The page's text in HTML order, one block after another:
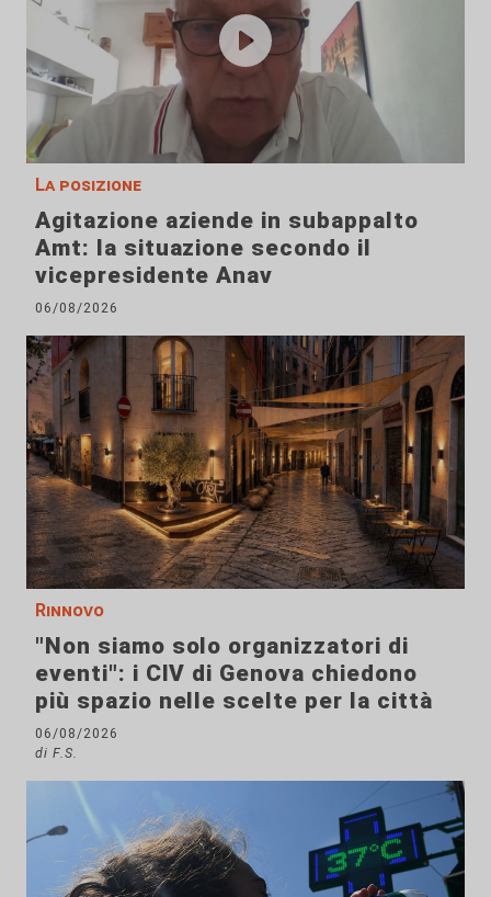
La posizione
Agitazione aziende in subappalto
Amt: la situazione secondo il
vicepresidente Anav
06/08/2026
Rinnovo
"Non siamo solo organizzatori di
eventi": i CIV di Genova chiedono
più spazio nelle scelte per la città
06/08/2026
di F.S.